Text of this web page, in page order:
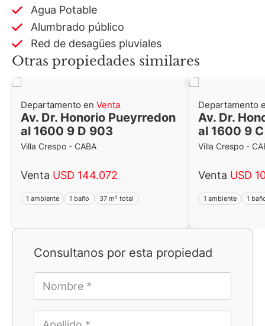
Consultanos por esta propiedad
Agua Potable
Alumbrado público
Red de desagües pluviales
Otras propiedades similares
Departamento en Venta
Av. Dr. Honorio Pueyrredon
al 1600 9 D 903
Villa Crespo - CABA
Venta USD 144.072
1 ambiente 1 baño 37 m² total
Departamento
Av. Dr.
al 1600 9
Villa Crespo -
Venta USD
1 ambiente 1